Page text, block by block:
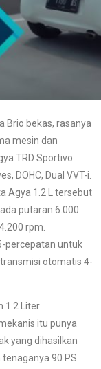
Brio bekas, rasanya
mesin dan
TRD Sportivo
DOHC, Dual VVT-i.
Agya 1.2 L tersebut
putaran 6.000
rpm.
percepatan untuk
otomatis 4-
1.2 Liter
itu punya
yang dihasilkan
90 PS